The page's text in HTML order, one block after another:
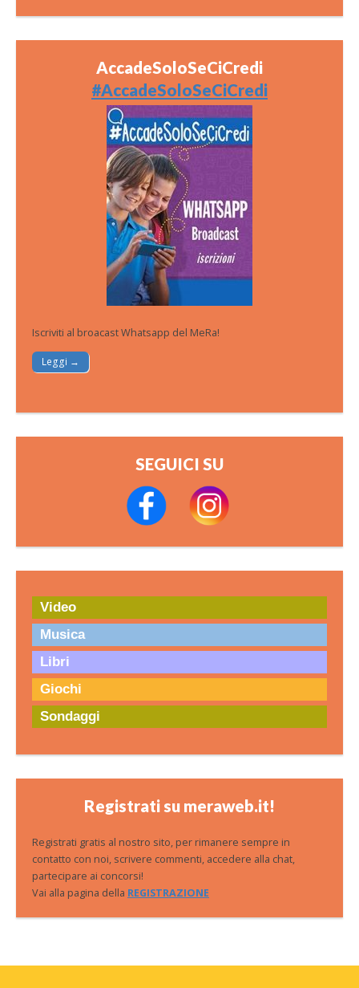
AccadeSoloSeCiCredi
#AccadeSoloSeCiCredi
Iscriviti al broacast Whatsapp del MeRa!
Leggi →
SEGUICI SU
Video
Musica
Libri
Giochi
Sondaggi
Registrati su meraweb.it!
Registrati gratis al nostro sito, per rimanere sempre in
contatto con noi, scrivere commenti, accedere alla chat,
partecipare ai concorsi!
Vai alla pagina della REGISTRAZIONE